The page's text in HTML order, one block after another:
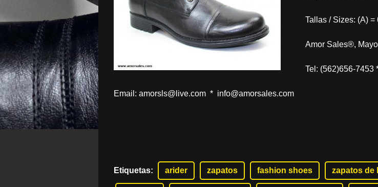
Tallas / Sizes: (A) =
Amor Sales®,
Tel: (562)656-7453
Email: amorsls@live.com * info@amorsales.com
Etiquetas: arider zapatos fashion shoes zapatos de